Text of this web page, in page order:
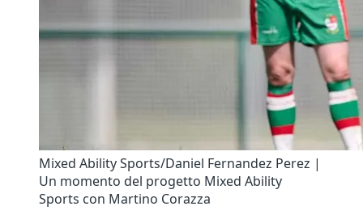
Mixed Ability Sports/Daniel Fernandez Perez |
Un momento del progetto Mixed Ability
Sports con Martino Corazza